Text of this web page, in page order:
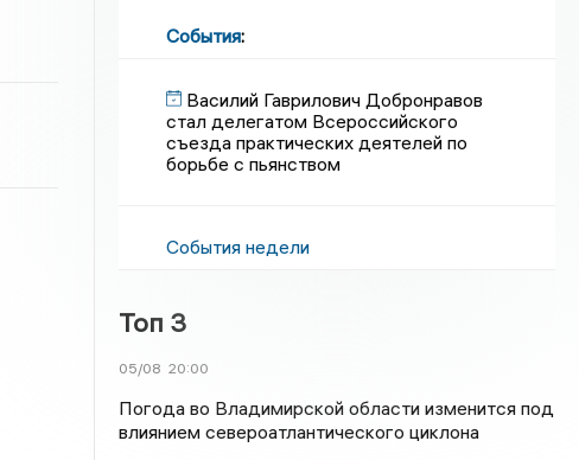
События:
Василий Гаврилович Добронравов
стал делегатом Всероссийского
съезда практических деятелей по
борьбе с пьянством
События недели
Топ 3
05/08 20:00
Погода во Владимирской области изменится под
влиянием североатлантического циклона